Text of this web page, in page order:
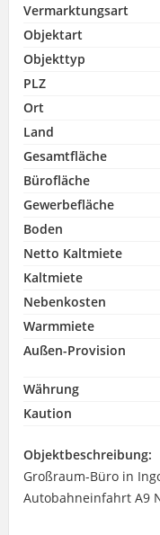
Vermarktungsart
Objektart
Objekttyp
PLZ
Ort
Land
Gesamtfläche
Bürofläche
Gewerbefläche
Boden
Netto Kaltmiete
Kaltmiete
Nebenkosten
Warmmiete
Außen-Provision
Währung
Kaution
Objektbeschreibung:
Großraum-Büro in
Autobahneinfahrt A9